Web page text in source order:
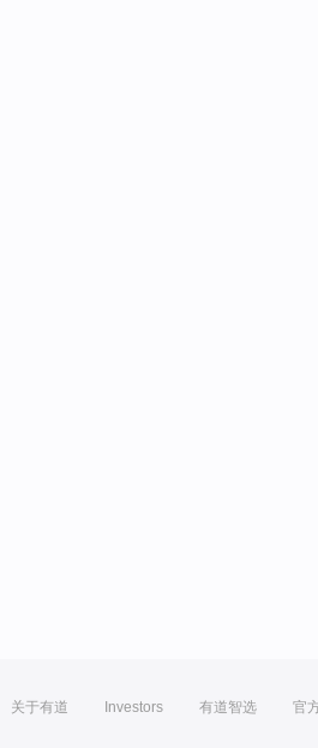
关于有道 Investors 有道智选 官